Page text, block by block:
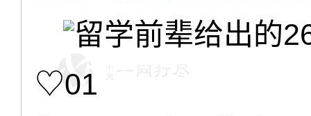
♡01